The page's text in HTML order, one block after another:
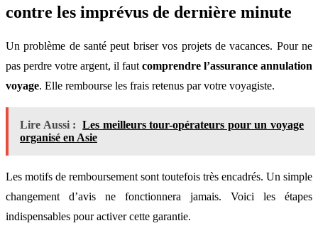
contre les imprévus de dernière minute
Un problème de santé peut briser vos projets de vacances. Pour ne
pas perdre votre argent, il faut comprendre l’assurance annulation
voyage. Elle rembourse les frais retenus par votre voyagiste.
Lire Aussi :
Les meilleurs tour-opérateurs pour un voyage
organisé en Asie
Les motifs de remboursement sont toutefois très encadrés. Un simple
changement d’avis ne fonctionnera jamais. Voici les étapes
indispensables pour activer cette garantie.